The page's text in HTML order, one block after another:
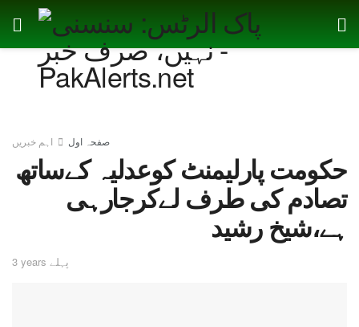
صفحہ اول اہم خبریں
حکومت پارلیمنٹ کوعدلیہ کےساتھ
تصادم کی طرف لےکرجارہی
ہے،شیخ رشید
3 years پہلے